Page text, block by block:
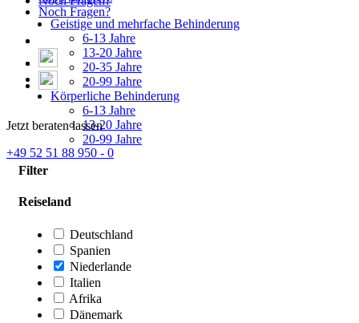
Noch Fragen?
Jetzt beraten lassen
+49 52 51 88 950 - 0
Geistige und mehrfache Behinderung
6-13 Jahre
13-20 Jahre
20-35 Jahre
20-99 Jahre
Körperliche Behinderung
6-13 Jahre
13-20 Jahre
20-99 Jahre
Filter
Reiseland
Deutschland
Spanien
Niederlande
Italien
Afrika
Dänemark